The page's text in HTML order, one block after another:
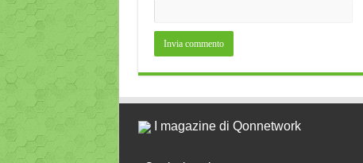
I magazine di Qonnetwork